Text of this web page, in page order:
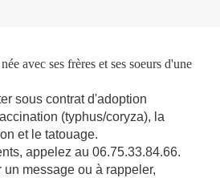
avec ses frères et ses soeurs d'une
sous contrat d'adoption
(typhus/coryza), la
et le tatouage.
appelez au 06.75.33.84.66.
message ou à rappeler,